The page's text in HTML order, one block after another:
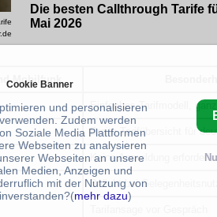
Die besten Callthrough Tarife
Mai 2026
Mobilfunk
Einfaches Tarifmodell,
Breite Tarifübersicht für
Keine Anmeldung
Beliebt bei
Cookie Banner
und personalisieren
Zudem werden
Soziale Media Plattformen
Webseiten zu analysieren
Webseiten an unsere
Medien, Anzeigen und
mit der Nutzung von
mehr dazu)